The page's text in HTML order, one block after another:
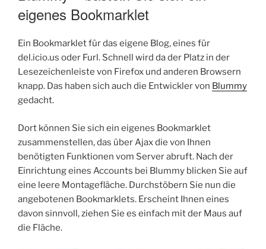
eigenes Bookmarklet
Ein Bookmarklet für das eigene Blog, eines für
del.icio.us oder Furl. Schnell wird da der Platz in der
Lesezeichenleiste von Firefox und anderen Browsern
knapp. Das haben sich auch die Entwickler von Blummy
gedacht.
Dort können Sie sich ein eigenes Bookmarklet
zusammenstellen, das über Ajax die von Ihnen
benötigten Funktionen vom Server abruft. Nach der
Einrichtung eines Accounts bei Blummy blicken Sie auf
eine leere Montagefläche. Durchstöbern Sie nun die
angebotenen Bookmarklets. Erscheint Ihnen eines
davon sinnvoll, ziehen Sie es einfach mit der Maus auf
die Fläche.